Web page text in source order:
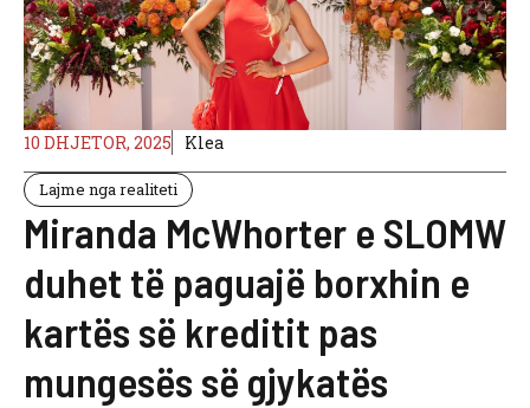
10 DHJETOR, 2025 Klea
Lajme nga realiteti
Miranda McWhorter e SLOMW
duhet të paguajë borxhin e
kartës së kreditit pas
mungesës së gjykatës